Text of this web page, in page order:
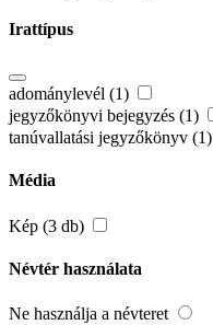
Irattípus
adománylevél (1)
jegyzőkönyvi bejegyzés (1)
tanúvallatási jegyzőkönyv (1)
Média
Kép (3 db)
Névtér használata
Ne használja a névteret